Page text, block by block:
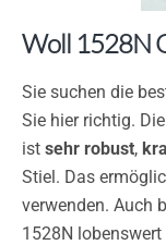
Woll 1528N
Sie suchen die
Sie hier richtig.
ist sehr robust,
Stiel. Das
verwenden. Auch
1528N